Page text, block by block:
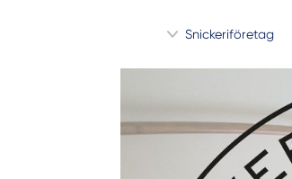
Snickeriföretag